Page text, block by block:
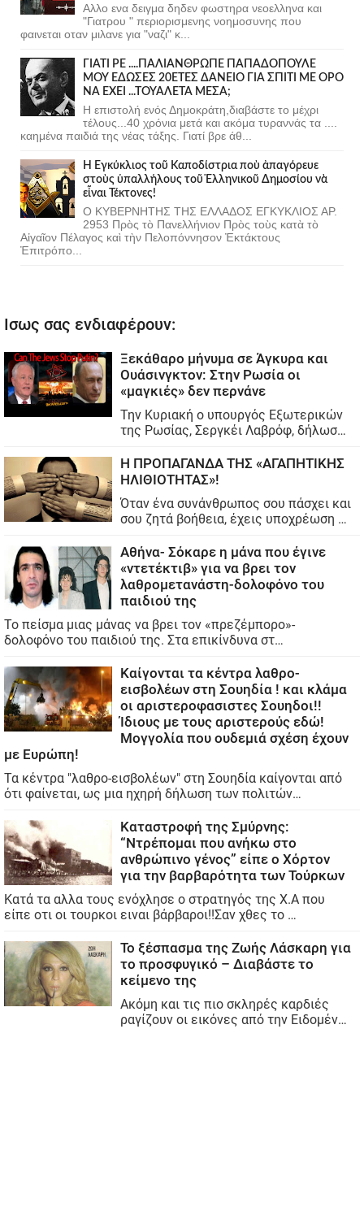
Αλλο ενα δειγμα δηδεν φωστηρα νεοελληνα και
"Γιατρου " περιορισμενης νοημοσυνης που
φαινεται οταν μιλανε για "ναζι" κ...
ΓΙΑΤΙ ΡΕ ....ΠΑΛΙΑΝΘΡΩΠΕ ΠΑΠΑΔΟΠΟΥΛΕ
ΜΟΥ ΕΔΩΣΕΣ 20ΕΤΕΣ ΔΑΝΕΙΟ ΓΙΑ ΣΠΙΤΙ ΜΕ ΟΡΟ
ΝΑ ΕΧΕΙ ...ΤΟΥΑΛΕΤΑ ΜΕΣΑ;
Η επιστολή ενός Δημοκράτη,διαβάστε το μέχρι
τέλους...40 χρόνια μετά και ακόμα τυραννάς τα ....
καημένα παιδιά της νέας τάξης. Γιατί βρε άθ...
Ἡ Ἐγκύκλιος τοῦ Καποδίστρια ποὺ ἀπαγόρευε
στοὺς ὑπαλλήλους τοῦ Ἑλληνικοῦ Δημοσίου νὰ
εἶναι Τέκτονες!
Ο ΚΥΒΕΡΝΗΤΗΣ ΤΗΣ ΕΛΛΑΔΟΣ ΕΓΚΥΚΛΙΟΣ ΑΡ.
2953 Πρὸς τὸ Πανελλήνιον Πρὸς τοὺς κατὰ τὸ
Αἰγαῖον Πέλαγος καὶ τὴν Πελοπόννησον Ἐκτάκτους
Ἐπιτρόπο...